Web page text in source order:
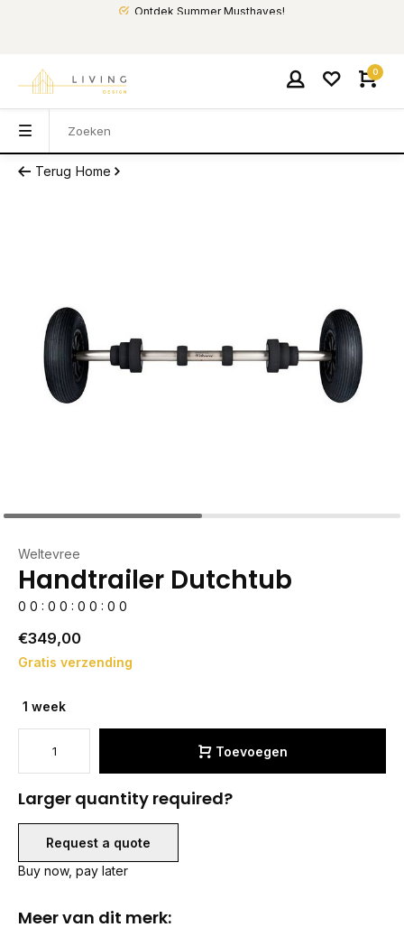
Ontdek Summer Musthaves!
0
Terug Home
Weltevree
Handtrailer Dutchtub
0 0 : 0 0 : 0 0 : 0 0
€349,00
Gratis verzending
1 week
Toevoegen
Larger quantity required?
Request a quote
Buy now, pay later
Meer van dit merk: